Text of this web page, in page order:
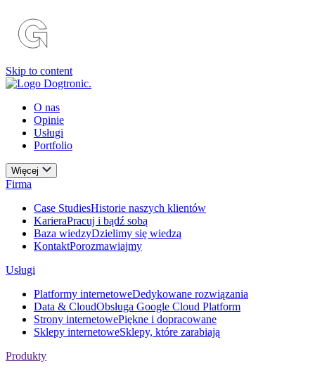
Skip to content
O nas
Opinie
Usługi
Portfolio
Więcej
Firma
Case StudiesHistorie naszych klientów
KarieraPracuj i bądź sobą
Baza wiedzyDzielimy się wiedzą
KontaktPorozmawiajmy
Usługi
Platformy internetoweDedykowane rozwiązania
Data & CloudObsługa Google Cloud Platform
Strony internetowePiękne i dopracowane
Sklepy internetoweSklepy, które zarabiają
Produkty